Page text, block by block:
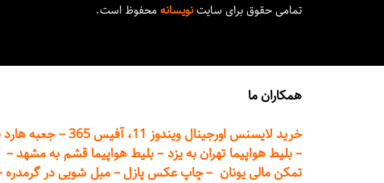
تمامی حقوق برای سایتنویسانهمحفوظ است.
همکاران ما
خرید لایسنس اورجینال ویندوز 11، آفیس 365
–جعبه
–بلیط هواپیما تهرانبه یزد –بلیط هواپیما قشم به مشهد–
تمکن مالی یونان –چاپ عکس پازل–مبل شویی در گرمدره